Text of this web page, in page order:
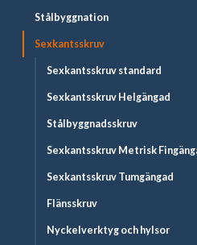
Stålbyggnation
Sexkantsskruv
Sexkantsskruv standard
Sexkantsskruv Helgängad
Stålbyggnadsskruv
Sexkantsskruv Metrisk
Sexkantsskruv Tumgängad
Flänsskruv
Nyckelverktyg och hylsor